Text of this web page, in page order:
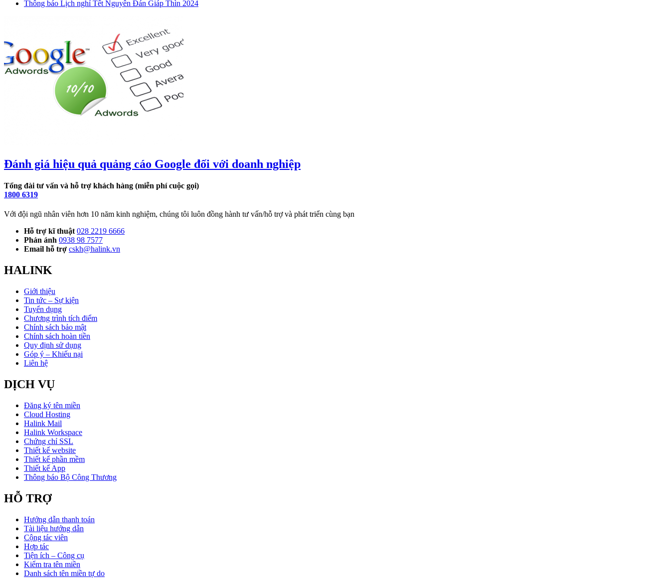
Thông báo Lịch nghỉ Tết Nguyên Đán Giáp Thìn 2024
Đánh giá hiệu quả quảng cáo Google đối với doanh nghiệp
Tổng đài tư vấn và hỗ trợ khách hàng (miễn phí cuộc gọi)
1800 6319
Với đội ngũ nhân viên hơn 10 năm kinh nghiệm, chúng tôi luôn đồng hành tư vấn/hỗ trợ và phát triển cùng bạn
Hỗ trợ kĩ thuật 028 2219 6666
Phản ánh 0938 98 7577
Email hỗ trợ cskh@halink.vn
HALINK
Giới thiệu
Tin tức – Sự kiện
Tuyển dụng
Chương trình tích điểm
Chính sách bảo mật
Chính sách hoàn tiền
Quy định sử dụng
Góp ý – Khiếu nại
Liên hệ
DỊCH VỤ
Đăng ký tên miền
Cloud Hosting
Halink Mail
Halink Workspace
Chứng chỉ SSL
Thiết kế website
Thiết kế phần mềm
Thiết kế App
Thông báo Bộ Công Thương
HỖ TRỢ
Hướng dẫn thanh toán
Tài liệu hướng dẫn
Cộng tác viên
Hợp tác
Tiện ích – Công cụ
Kiểm tra tên miền
Danh sách tên miền tự do